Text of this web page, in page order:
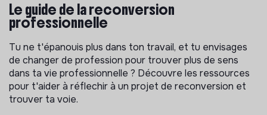
Le guide de la reconversion
professionnelle
Tu ne t'épanouis plus dans ton travail, et tu envisages
de changer de profession pour trouver plus de sens
dans ta vie professionnelle ? Découvre les ressources
pour t'aider à réflechir à un projet de reconversion et
trouver ta voie.